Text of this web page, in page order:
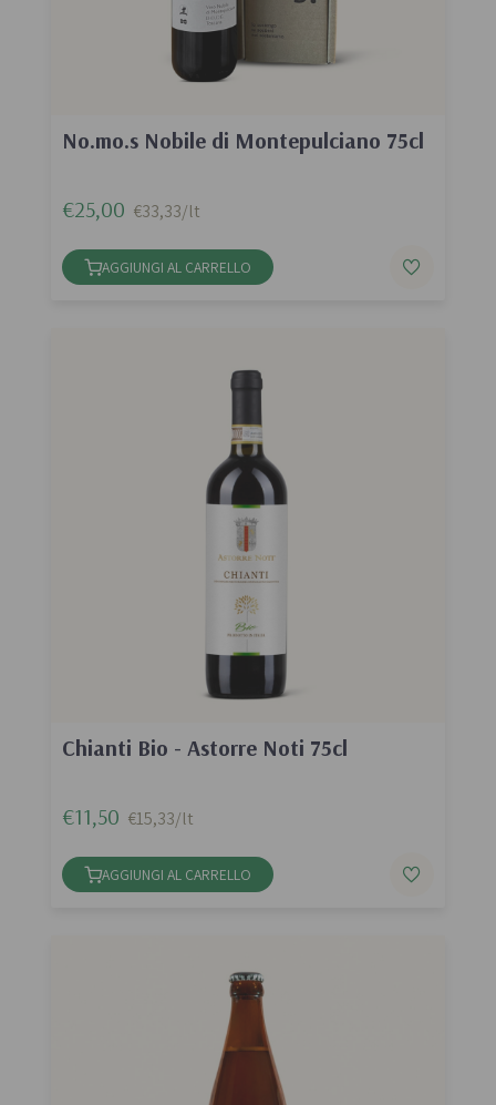
No.mo.s Nobile di Montepulciano 75cl
€25,00 €33,33/lt
AGGIUNGI AL CARRELLO
Chianti Bio - Astorre Noti 75cl
€11,50 €15,33/lt
AGGIUNGI AL CARRELLO